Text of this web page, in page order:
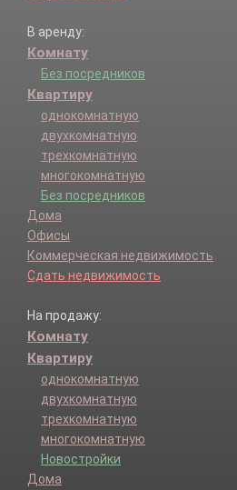
В аренду:
Комнату
Без посредников
Квартиру
однокомнатную
двухкомнатную
трехкомнатную
многокомнатную
Без посредников
Дома
Офисы
Коммерческая недвижимость
Сдать недвижимость
На продажу:
Комнату
Квартиру
однокомнатную
двухкомнатную
трехкомнатную
многокомнатную
Новостройки
Дома